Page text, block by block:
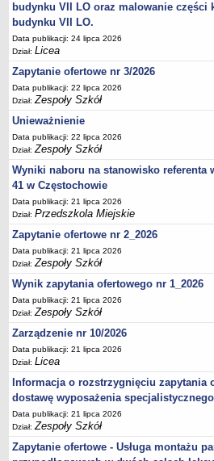
Sprawozdania
Deklaracja dostępności
DEKLARACJA DOSTĘPNOŚCI
OŚWIADCZENIA MAJĄTKOWE
PONOWNE WYKORZYSTYWANIE
UDOSTĘPNIANIE INFORMACJI PUBLICZNEJ
OCHRONA DANYCH OSOBOWYCH
budynku VII LO oraz malowanie części
budynku VII LO.
Data publikacji: 24 lipca 2026
Dział:Licea
Zapytanie ofertowe nr 3/2026
Data publikacji: 22 lipca 2026
Dział:Zespoły Szkół
Unieważnienie
Data publikacji: 22 lipca 2026
Dział:Zespoły Szkół
Wyniki naboru na stanowisko referenta
41 w Częstochowie
Data publikacji: 21 lipca 2026
Dział:Przedszkola Miejskie
Zapytanie ofertowe nr 2_2026
Data publikacji: 21 lipca 2026
Dział:Zespoły Szkół
Wynik zapytania ofertowego nr 1_2026
Data publikacji: 21 lipca 2026
Dział:Zespoły Szkół
Zarządzenie nr 10/2026
Data publikacji: 21 lipca 2026
Dział:Licea
Informacja o rozstrzygnięciu zapytania
dostawę wyposażenia
Data publikacji: 21 lipca 2026
Dział:Zespoły Szkół
Zapytanie ofertowe - Usługa montażu